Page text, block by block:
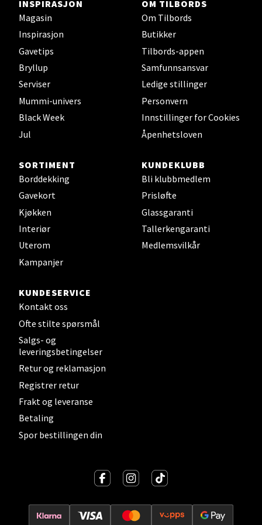
INSPIRASJON
Magasin
Inspirasjon
Gavetips
Bryllup
Serviser
Mummi-univers
Black Week
Jul
OM TILBORDS
Om Tilbords
Butikker
Tilbords-appen
Samfunnsansvar
Ledige stillinger
Personvern
Innstillinger for Cookies
Åpenhetsloven
SORTIMENT
Borddekking
Gavekort
Kjøkken
Interiør
Uterom
Kampanjer
KUNDEKLUBB
Bli klubbmedlem
Prisløfte
Glassgaranti
Tallerkengaranti
Medlemsvilkår
KUNDESERVICE
Kontakt oss
Ofte stilte spørsmål
Salgs- og
leveringsbetingelser
Retur og reklamasjon
Registrer retur
Frakt og leveranse
Betaling
Spor bestillingen din
0 i butikk
Oslo - Thon Senter Storo
Vitaminveien 7 - 9, 0485 Oslo
Lillehammer - Strandtorget
Åpent i dag 09-20
1 i butikk
Strømmen - Thon Senter Strømmen
Støperivn. 5, 2010 Strømmen
Åpent i dag 10-21